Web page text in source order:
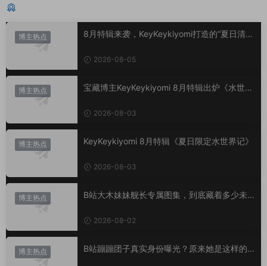
博主热点
8月特辑来袭，KeyKeykiyomi打造的“夏日清凉
2026-08-05
博主热点
宝藏博主KeyKeykiyomi 8月特辑出炉《水世界
2026-08-03
博主热点 KeyKeykiyomi 8月特辑《夏日限定水世界记》
2026-08-03
博主热点
B站大木妹妹舰长专属图集，到底藏着多少未
2026-08-02
博主热点
B站蹦蹦团子真实身份曝光？原来她是这样的U